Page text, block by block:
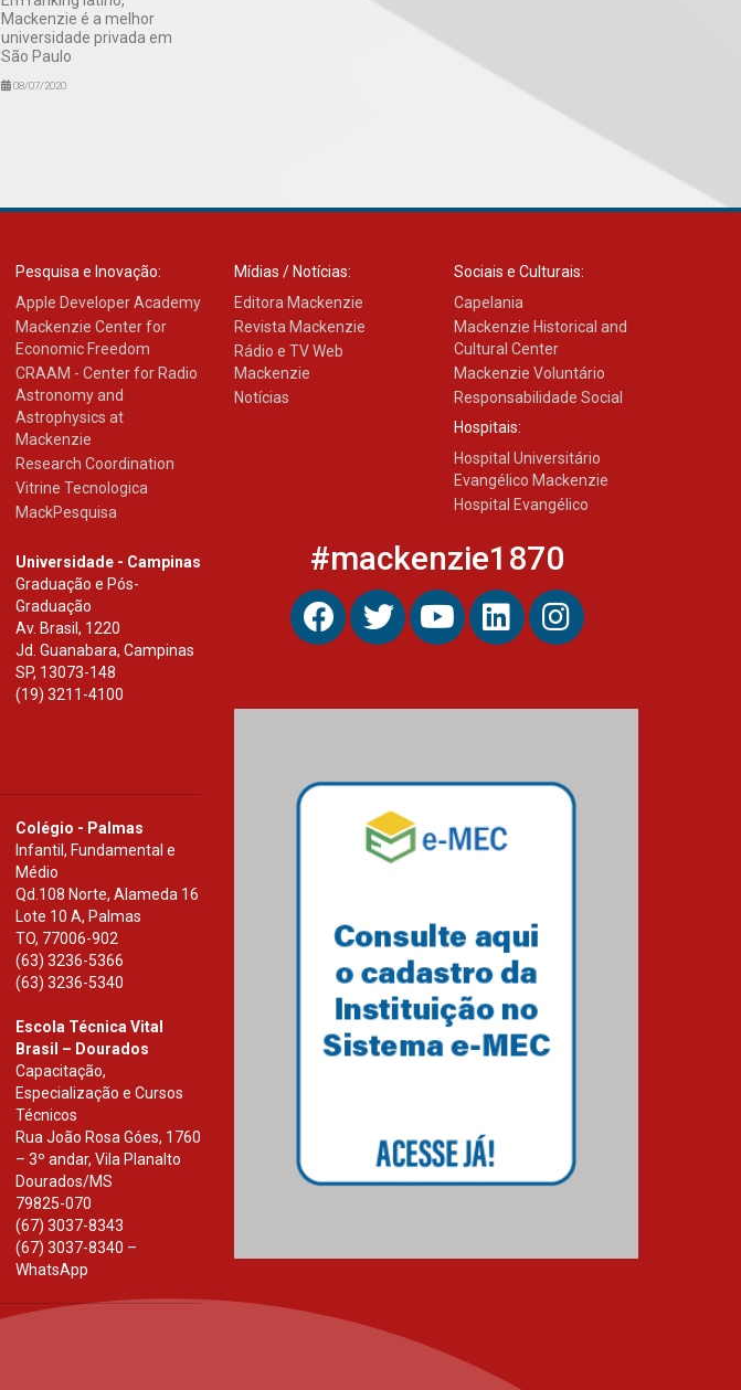
Mackenzie é a melhor
universidade privada em
São Paulo
08/07/2020
XIII Fórum de Aprendizagem
educação superior
04.08.2026
Professora do Mackenzie é
finalista do Prêmio Jabuti
com obra sobre ética e
arquitetura contemporânea
04.08.2026
Pesquisa e Inovação:
Apple Developer Academy
Mackenzie Center for
Economic Freedom
CRAAM - Center for Radio
Astronomy and
Astrophysics at
Mackenzie
Research Coordination
Vitrine Tecnologica
MackPesquisa
Mídias / Notícias:
Editora Mackenzie
Revista Mackenzie
Rádio e TV Web
Mackenzie
Notícias
Sociais e Culturais:
Capelania
Mackenzie Historical and
Cultural Center
Mackenzie Voluntário
Responsabilidade Social
Hospitais:
Hospital Universitário
Evangélico Mackenzie
Hospital Evangélico
Universidade - Campinas
Graduação e Pós-
Graduação
Av. Brasil, 1220
Jd. Guanabara, Campinas
SP, 13073-148
(19) 3211-4100
Colégio - Palmas
Infantil, Fundamental e
Médio
Qd.108 Norte, Alameda 16
Lote 10 A, Palmas
TO, 77006-902
(63) 3236-5366
(63) 3236-5340
Escola Técnica Vital
Brasil – Dourados
Capacitação,
Especialização e Cursos
Técnicos
Rua João Rosa Góes, 1760
– 3º andar, Vila Planalto
Dourados/MS
79825-070
(67) 3037-8343
(67) 3037-8340 –
WhatsApp
#mackenzie1870